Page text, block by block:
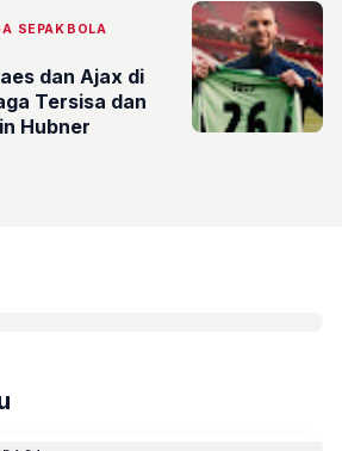
SEPAK BOLA
dan Ajax di
Tersisa dan
Hubner